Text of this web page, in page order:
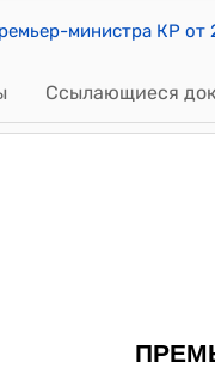
Ссылающиеся